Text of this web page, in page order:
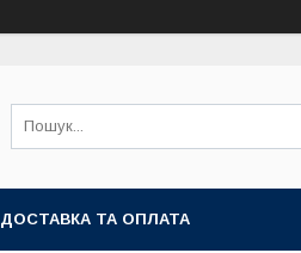
ДОСТАВКА ТА ОПЛАТА